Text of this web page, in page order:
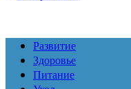
Развитие
Здоровье
Питание